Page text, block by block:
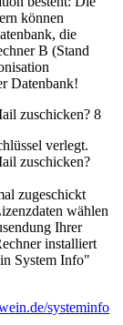
können
die
B (Stand
Datenbank!
zuschicken? 8
verlegt.
zuschicken?
zugeschickt
wählen
Ihrer
installiert
System Info"
systeminfo